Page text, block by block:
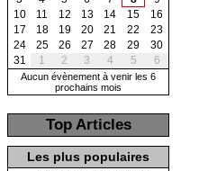
10
11 12 13 14 15
16
17
18 19 20 21 22
23
24
25 26 27 28 29
30
31
1 2 3 4 5 6
Aucun évènement à venir les 6
prochains mois
Top Articles
Les plus populaires